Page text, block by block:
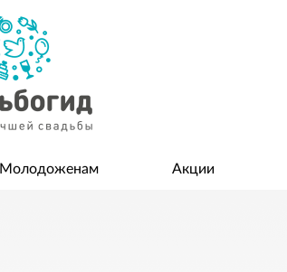
Молодоженам Акции